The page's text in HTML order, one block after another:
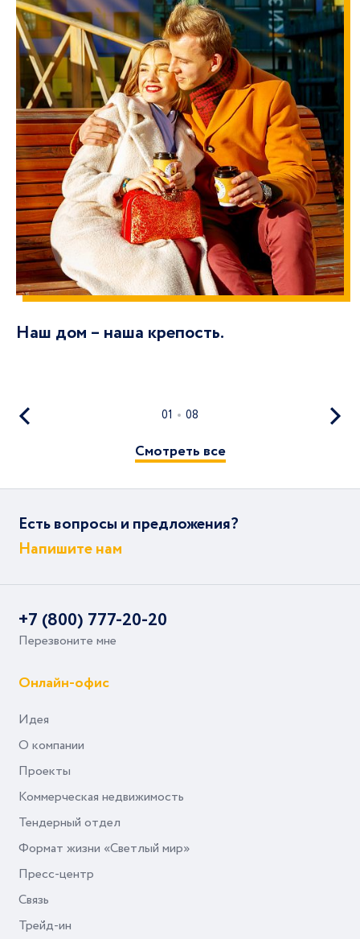
Наш дом – наша крепость.
01 08
Смотреть все
Есть вопросы и предложения?
Напишите нам
+7 (800) 777-20-20
Перезвоните мне
Онлайн-офис
Идея
О компании
Проекты
Коммерческая недвижимость
Тендерный отдел
Формат жизни «Светлый мир»
Пресс-центр
Связь
Трейд-ин